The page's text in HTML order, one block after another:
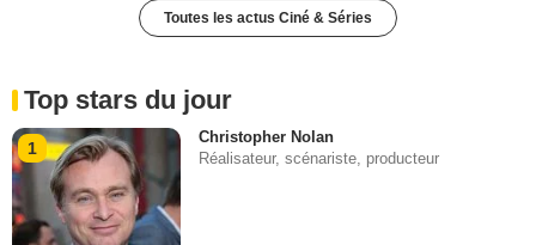
Toutes les actus Ciné & Séries
Top stars du jour
1
Christopher Nolan
Réalisateur, scénariste, producteur